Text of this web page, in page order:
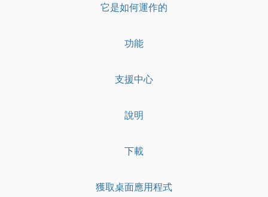
它是如何運作的
功能
支援中心
說明
下載
獲取桌面應用程式